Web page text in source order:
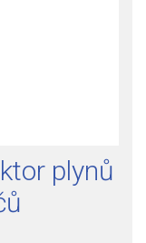
plynů